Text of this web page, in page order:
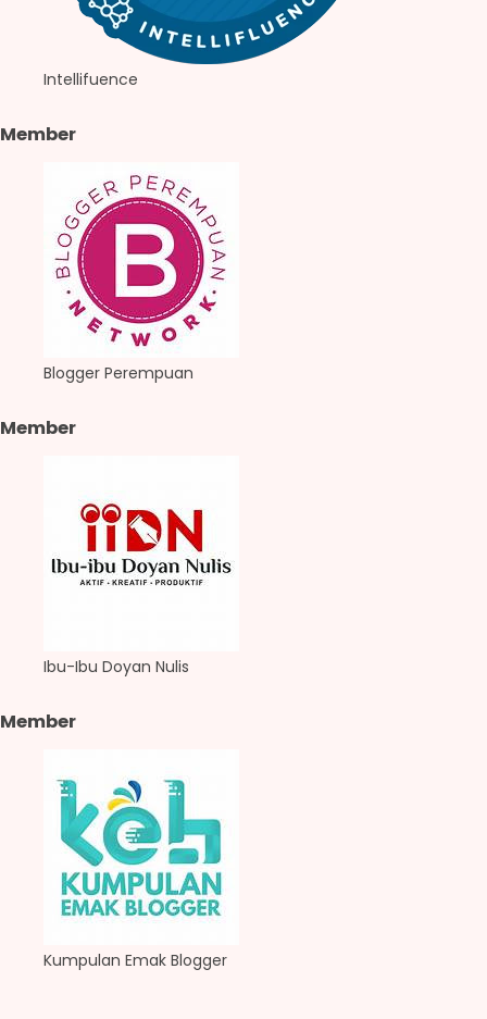
Intellifuence
Member
Blogger Perempuan
Member
Ibu-Ibu Doyan Nulis
Member
Kumpulan Emak Blogger